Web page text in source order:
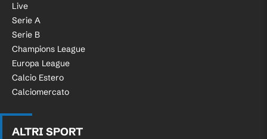
Live
Serie A
Serie B
Champions League
Europa League
Calcio Estero
Calciomercato
ALTRI SPORT